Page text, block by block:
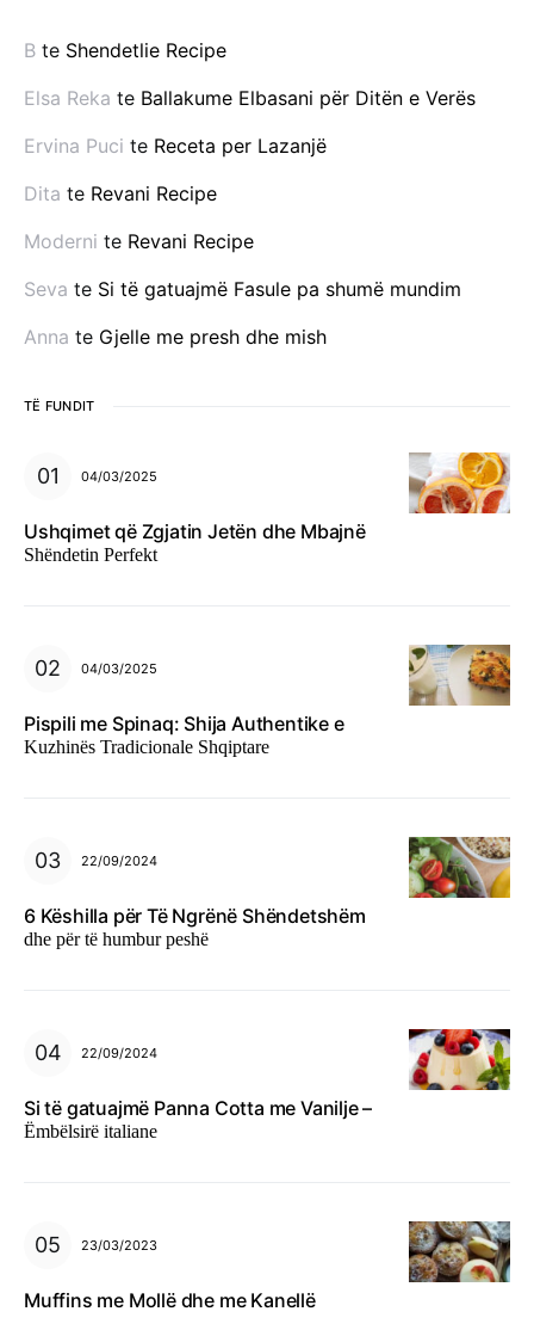
B te Shendetlie Recipe
Elsa Reka te Ballakume Elbasani për Ditën e Verës
Ervina Puci te Receta per Lazanjë
Dita te Revani Recipe
Moderni te Revani Recipe
Seva te Si të gatuajmë Fasule pa shumë mundim
Anna te Gjelle me presh dhe mish
TË FUNDIT
04/03/2025
Ushqimet që Zgjatin Jetën dhe Mbajnë
Shëndetin Perfekt
04/03/2025
Pispili me Spinaq: Shija Authentike e
Kuzhinës Tradicionale Shqiptare
22/09/2024
6 Këshilla për Të Ngrënë Shëndetshëm
dhe për të humbur peshë
22/09/2024
Si të gatuajmë Panna Cotta me Vanilje –
Ëmbëlsirë italiane
23/03/2023
Muffins me Mollë dhe me Kanellë